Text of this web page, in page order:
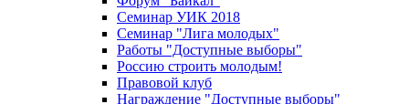
Семинар УИК 2018
Семинар "Лига молодых"
Работы "Доступные выборы"
Россию строить молодым!
Правовой клуб
Награждение "Доступные выборы"